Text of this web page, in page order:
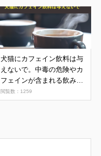
犬猫にカフェイン飲料は与
えないで。中毒の危険やカ
フェインが含まれる飲み物
について
閲覧数：1259